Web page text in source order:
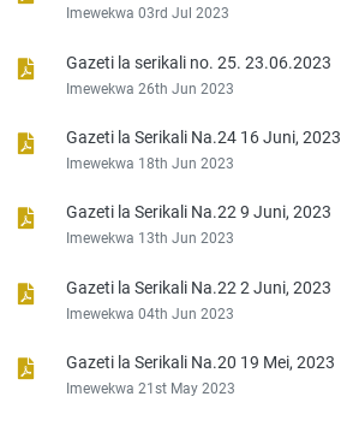
Imewekwa 03rd Jul 2023
Gazeti la serikali no. 25. 23.06.2023
Imewekwa 26th Jun 2023
Gazeti la Serikali Na.24 16 Juni, 2023
Imewekwa 18th Jun 2023
Gazeti la Serikali Na.22 9 Juni, 2023
Imewekwa 13th Jun 2023
Gazeti la Serikali Na.22 2 Juni, 2023
Imewekwa 04th Jun 2023
Gazeti la Serikali Na.20 19 Mei, 2023
Imewekwa 21st May 2023